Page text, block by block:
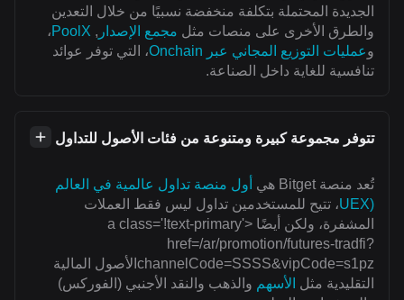
الجديدة المحتملة بتكلفة منخفضة نسبيًا من خلال التعدين
والطرق الأخرى على منصات مثل مجمع الإصدار ,
PoolX،
وعمليات التوزيع المجاني عبر Onchain
، التي توفر عوائد
تنافسية للغاية داخل الصناعة.
تتوفر مجموعة كبيرة ومتنوعة من فئات الأصول للتداول
تُعد منصة Bitget هي
أول منصة تداول عالمية في العالم
(UEX
، تتيح للمستخدمين تداول ليس فقط العملات
المشفرة، ولكن أيضًا <a class='!text-primary'
href=/ar/promotion/futures-tradfi?
channelCode=SSSS&vipCode=s1pzالأصول المالية
التقليدية مثل الأسهم والذهب والنقد الأجنبي (الفوركس)